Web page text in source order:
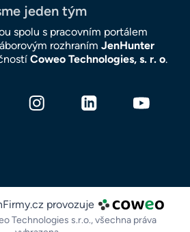
jeden tým
spolu s pracovním portálem
rozhraním JenHunter
Coweo Technologies, s. r. o.
provozuje
Technologies s.r.o.,všechna práva